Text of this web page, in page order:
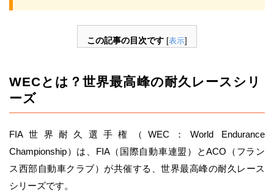
この記事の目次です [表示]
WECとは？世界最高峰の耐久レースシリ
ーズ
FIA世界耐久選手権（WEC：World Endurance
Championship）は、FIA（国際自動車連盟）とACO（フラン
ス西部自動車クラブ）が共催する、世界最高峰の耐久レース
シリーズです。